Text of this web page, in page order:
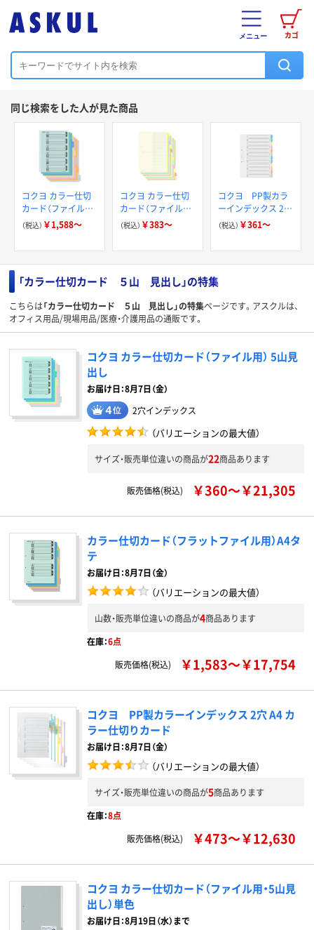
カゴ
メニュー
同じ検索をした人が見た商品
コクヨ カラー仕切
カード（ファイル用）
6山見出し
（税込） ￥1,588～
コクヨ カラー仕切
カード（ファイル用）
12山見出し
（税込） ￥383～
コクヨ PP製カラ
ーインデックス 2穴
A4 カラー仕切りカ
（税込） ￥361～
「カラー仕切カード ５山 見出し」の特集
こちらは「カラー仕切カード ５山 見出し」の特集ページです。アスクルは、
オフィス用品/現場用品/医療・介護用品の通販です。
コクヨ カラー仕切カード（ファイル用） 5山見
出し
お届け日：8月7日（金）
2穴インデックス
（バリエーションの最大値）
サイズ・販売単位違いの商品が22商品あります
販売価格(税込) ￥360～￥21,305
カラー仕切カード（フラットファイル用）A4タ
テ
お届け日：8月7日（金）
（バリエーションの最大値）
山数・販売単位違いの商品が4商品あります
在庫：6点
販売価格(税込)
￥1,583～￥17,754
コクヨ PP製カラーインデックス 2穴 A4 カ
ラー仕切りカード
お届け日：8月7日（金）
（バリエーションの最大値）
サイズ・販売単位違いの商品が5商品あります
在庫：8点
販売価格(税込)
￥473～￥12,630
コクヨ カラー仕切カード（ファイル用・5山見
出し）単色
お届け日：8月19日（水）まで